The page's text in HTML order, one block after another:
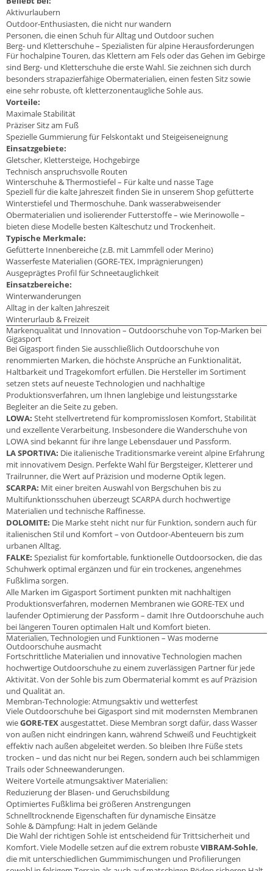
Aktivurlaubern
Outdoor-Enthusiasten, die nicht nur wandern
Personen, die einen Schuh für Alltag und Outdoor suchen
Berg- und Kletterschuhe – Spezialisten für alpine Herausforderungen
Für hochalpine Touren, das Klettern am Fels oder das Gehen im Gebirge
sind Berg- und Kletterschuhe die erste Wahl. Sie zeichnen sich durch
besonders strapazierfähige Obermaterialien, einen festen Sitz sowie
eine sehr robuste, oft kletterzonentaugliche Sohle aus.
Vorteile:
Maximale Stabilität
Präziser Sitz am Fuß
Spezielle Gummierung für Felskontakt und Steigeiseneignung
Einsatzgebiete:
Gletscher, Klettersteige, Hochgebirge
Technisch anspruchsvolle Routen
Winterschuhe & Thermostiefel – Für kalte und nasse Tage
Speziell für die kalte Jahreszeit finden Sie in unserem Shop gefütterte
Winterstiefel und Thermoschuhe. Dank wasserabweisender
Obermaterialien und isolierender Futterstoffe – wie Merinowolle –
bieten diese Modelle besten Kälteschutz und Trockenheit.
Typische Merkmale:
Gefütterte Innenbereiche (z.B. mit Lammfell oder Merino)
Wasserfeste Materialien (GORE-TEX, Imprägnierungen)
Ausgeprägtes Profil für Schneetauglichkeit
Einsatzbereiche:
Winterwanderungen
Alltag in der kalten Jahreszeit
Winterurlaub & Freizeit
Markenqualität und Innovation – Outdoorschuhe von Top-Marken bei
Gigasport
Bei Gigasport finden Sie ausschließlich Outdoorschuhe von
renommierten Marken, die höchste Ansprüche an Funktionalität,
Haltbarkeit und Tragekomfort erfüllen. Die Hersteller im Sortiment
setzen stets auf neueste Technologien und nachhaltige
Produktionsverfahren, um Ihnen langlebige und leistungsstarke
Begleiter an die Seite zu geben.
LOWA: Steht stellvertretend für kompromisslosen Komfort, Stabilität
und exzellente Verarbeitung. Insbesondere die Wanderschuhe von
LOWA sind bekannt für ihre lange Lebensdauer und Passform.
LA SPORTIVA: Die italienische Traditionsmarke vereint alpine Erfahrung
mit innovativem Design. Perfekte Wahl für Bergsteiger, Kletterer und
Trailrunner, die Wert auf Präzision und moderne Optik legen.
SCARPA: Mit einer breiten Auswahl von Bergschuhen bis zu
Multifunktionsschuhen überzeugt SCARPA durch hochwertige
Materialien und technische Raffinesse.
DOLOMITE: Die Marke steht nicht nur für Funktion, sondern auch für
italienischen Stil und Komfort – von Outdoor-Abenteuern bis zum
urbanen Alltag.
FALKE: Spezialist für komfortable, funktionelle Outdoorsocken, die das
Schuhwerk optimal ergänzen und für ein trockenes, angenehmes
Fußklima sorgen.
Alle Marken im Gigasport Sortiment punkten mit nachhaltigen
Produktionsverfahren, modernen Membranen wie GORE-TEX und
laufender Optimierung der Passform – damit Ihre Outdoorschuhe auch
bei längeren Touren optimalen Halt und Komfort bieten.
Materialien, Technologien und Funktionen – Was moderne
Outdoorschuhe ausmacht
Fortschrittliche Materialien und innovative Technologien machen
hochwertige Outdoorschuhe zu einem zuverlässigen Partner für jede
Aktivität. Von der Sohle bis zum Obermaterial kommt es auf Präzision
und Qualität an.
Membran-Technologie: Atmungsaktiv und wetterfest
Viele Outdoorschuhe bei Gigasport sind mit modernsten Membranen
wieGORE-TEXausgestattet. Diese Membran sorgt dafür, dass Wasser
von außen nicht eindringen kann, während Schweiß und Feuchtigkeit
effektiv nach außen abgeleitet werden. So bleiben Ihre Füße stets
trocken – und das nicht nur bei Regen, sondern auch bei schlammigen
Trails oder Schneewanderungen.
Weitere Vorteile atmungsaktiver Materialien:
Reduzierung der Blasen- und Geruchsbildung
Optimiertes Fußklima bei größeren Anstrengungen
Schnelltrocknende Eigenschaften für dynamische Einsätze
Sohle & Dämpfung: Halt in jedem Gelände
Die Wahl der richtigen Sohle ist entscheidend für Trittsicherheit und
Komfort. Viele Modelle setzen auf die extrem robusteVIBRAM-Sohle,
die mit unterschiedlichen Gummimischungen und Profilierungen